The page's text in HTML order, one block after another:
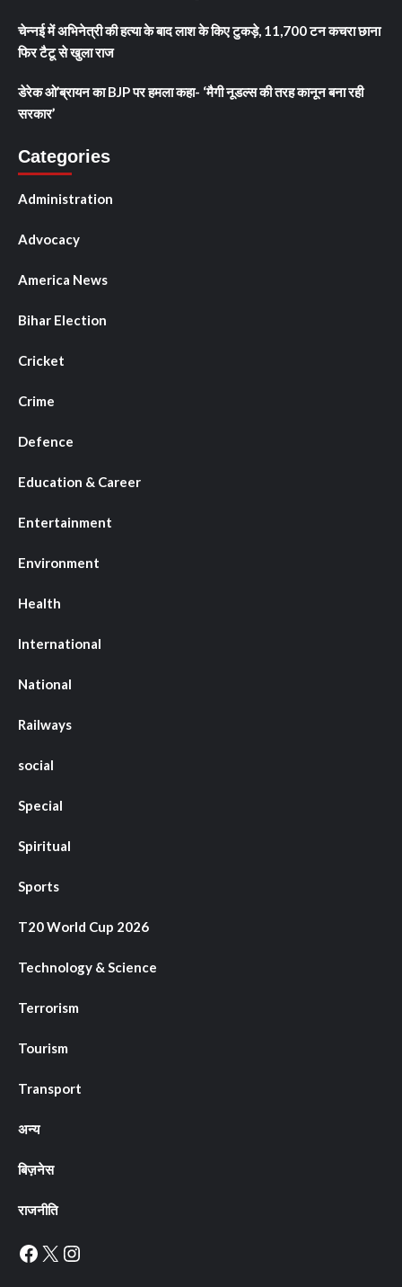
चेन्नई में अभिनेत्री की हत्या के बाद लाश के किए टुकड़े, 11,700 टन कचरा छाना
फिर टैटू से खुला राज
डेरेक ओ’ब्रायन का BJP पर हमला कहा- ‘मैगी नूडल्स की तरह कानून बना रही
सरकार’
Categories
Administration
Advocacy
America News
Bihar Election
Cricket
Crime
Defence
Education & Career
Entertainment
Environment
Health
International
National
Railways
social
Special
Spiritual
Sports
T20 World Cup 2026
Technology & Science
Terrorism
Tourism
Transport
अन्य
बिज़नेस
राजनीति
Facebook
X Instagram